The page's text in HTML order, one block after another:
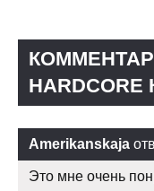
Amerikanskaja
Это мне очень